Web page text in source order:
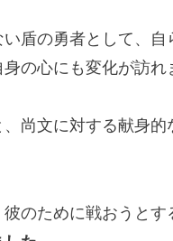
盾の勇者として、
の心にも変化が訪れ
尚文に対する献身
のために戦おうと